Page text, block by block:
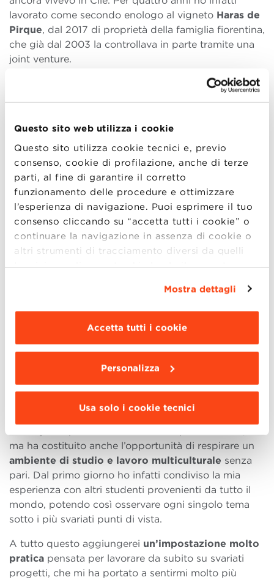
Questo sito web utilizza i cookie
Questo sito utilizza cookie tecnici e, previo
consenso, cookie di profilazione, anche di terze
parti, al fine di garantire il corretto
funzionamento delle procedure e ottimizzare
l’esperienza di navigazione. Puoi esprimere il tuo
consenso cliccando su “accetta tutti i cookie” o
continuare la navigazione in assenza di cookie o
altri strumenti di tracciamento diversi da quelli
tecnici semplicemente chiudendo il presente
Dettagli ”. Per
modificare le impostazioni di navigazione e
scegliere le funzionalità, le terze parti e i cookie
Mostra dettagli
Accetta tutti i cookie
Personalizza
Usa solo i cookie tecnici
lavorato come secondo enologo al vigneto Haras de
Pirque, dal 2017 di proprietà della famiglia fiorentina,
che già dal 2003 la controllava in parte tramite una
joint venture.
Mi considero una persona perseverante e molto
imparare dagli altri. La produzione di vini è la mia
passione: amo la stretta relazione che esiste con la
natura e desideravo trasformare la mia passione per
il prodotto in un
percorso di crescita professionale
Così, dopo una formazione in enologia presso
l’Università Pontificia Cattolica de Chile e una
specializzazione in Gestione Strategica in
Sustainability presso l’Università di Valparaiso, ho
vissuto un’intensa esperienza sul campo che mi ha
permesso di entrare in contatto diretto con la
produzione vinicola: desideravo però conoscere il
preferenze dei clienti e le nuove tendenze di questo
business così importante a livello globale
LA MIA ESPERIENZA PIÙ PREZIOSA IN
Ed è in questa fase che è entrata in gioco BBS, che
per me ha rappresentato molte cose. Non solo mi ha
ma ha costituito anche l’opportunità di respirare un
ambiente di studio e lavoro multiculturale senza
pari. Dal primo giorno ho infatti condiviso la mia
esperienza con altri studenti provenienti da tutto il
mondo, potendo così osservare ogni singolo tema
sotto i più svariati punti di vista.
A tutto questo aggiungerei un’impostazione molto
pratica pensata per lavorare da subito su svariati
progetti, che mi ha portato a sentirmi molto più